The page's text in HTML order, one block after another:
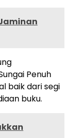
Penuh
baik dari segi
buku.